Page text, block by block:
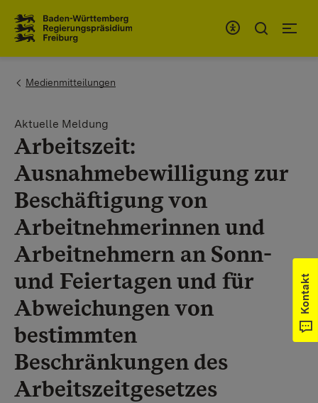
You are here:
Medienmitteilungen
Aktuelle Meldung
Arbeitszeit:
Ausnahmebewilligung zur
Beschäftigung von
Arbeitnehmerinnen und
Arbeitnehmern an Sonn-
und Feiertagen und für
Abweichungen von
bestimmten
Beschränkungen des
Arbeitszeitgesetzes
Kontakt